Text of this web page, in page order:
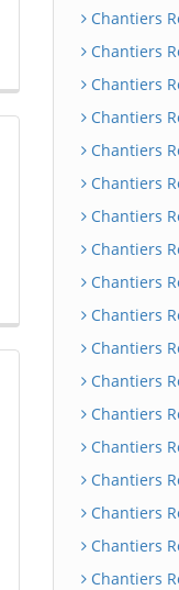
Chantiers
Chantiers
Chantiers
Chantiers
Chantiers
Chantiers
Chantiers
Chantiers
Chantiers
Chantiers
Chantiers
Chantiers
Chantiers
Chantiers
Chantiers
Chantiers
Chantiers
Chantiers